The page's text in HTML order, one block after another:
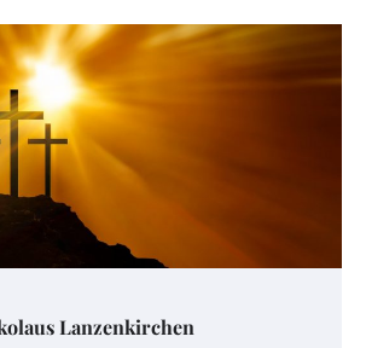
Lanzenkirchen